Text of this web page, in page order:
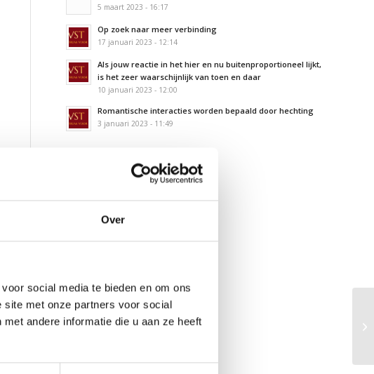
Over
social media te bieden en om ons
site met onze partners voor social
andere informatie die u aan ze heeft
5 maart 2023 - 16:17
Op zoek naar meer verbinding
17 januari 2023 - 12:14
Als jouw reactie in het hier en nu buitenproportioneel lijkt,
is het zeer waarschijnlijk van toen en daar
10 januari 2023 - 12:00
Romantische interacties worden bepaald door hechting
3 januari 2023 - 11:49
VOLG ONS OP FACEBOOK